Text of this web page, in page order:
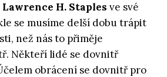
Lawrence H. Staples ve své
se musíme delší dobu trápit
než nás to přiměje
Někteří lidé se dovnitř
obrácení se dovnitř pro